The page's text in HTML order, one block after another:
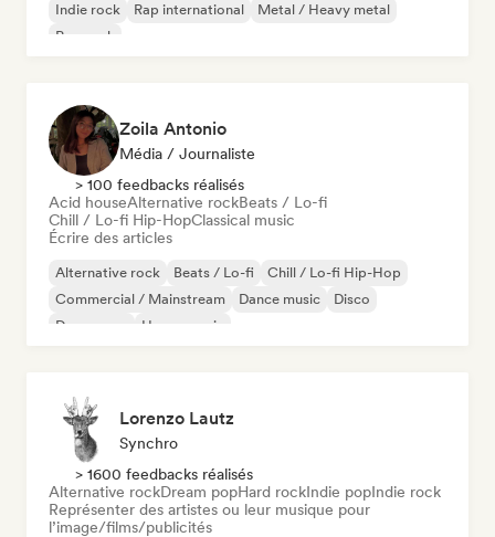
Indie rock
Rap international
Metal / Heavy metal
Pop rock
Zoila Antonio
Média / Journaliste
> 100 feedbacks réalisés
Acid houseAlternative rockBeats / Lo-fi
Chill / Lo-fi Hip-HopClassical music
Écrire des articles
Alternative rock Beats / Lo-fi
Chill / Lo-fi Hip-Hop
Commercial / Mainstream
Dance music
Disco
Dream pop
House music
Lorenzo Lautz
Synchro
> 1600 feedbacks réalisés
Alternative rockDream popHard rockIndie popIndie rock
Représenter des artistes ou leur musique pour
l’image/films/publicités